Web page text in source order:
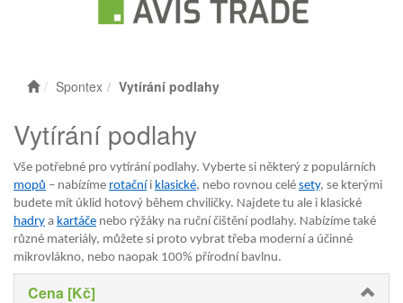
Spontex Vytírání podlahy
Vytírání podlahy
Vše potřebné pro vytírání podlahy. Vyberte si některý z populárních
mopů – nabízíme rotační i klasické, nebo rovnou celé sety, se kterými
budete mít úklid hotový během chviličky. Najdete tu ale i klasické
hadry a kartáče nebo rýžáky na ruční čištění podlahy. Nabízíme také
různé materiály, můžete si proto vybrat třeba moderní a účinné
mikrovlákno, nebo naopak 100% přírodní bavlnu.
Cena [Kč]